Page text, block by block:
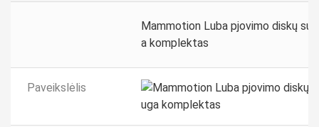
Mammotion Luba pjovimo diskų su
a komplektas
Paveikslėlis